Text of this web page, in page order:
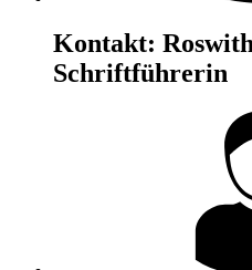
Kontakt:
Schriftführerin